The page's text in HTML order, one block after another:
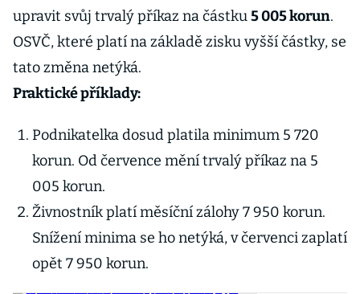
upravit svůj trvalý příkaz na částku5 005 korun.
OSVČ, které platí na základě zisku vyšší částky, se
tato změna netýká.
Praktické příklady:
Podnikatelka dosud platila minimum 5 720
korun. Od července mění trvalý příkaz na 5
005 korun.
Živnostník platí měsíční zálohy 7 950 korun.
Snížení minima se ho netýká, v červenci zaplatí
opět 7 950 korun.